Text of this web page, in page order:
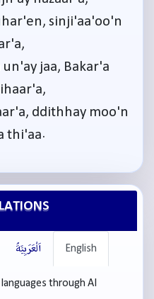
sinji'aa'oo'n
jaa, Bakar'a
ddithhay moo'n
thi'aa.
English اَلْعَرَبِيَّةُ
through AI